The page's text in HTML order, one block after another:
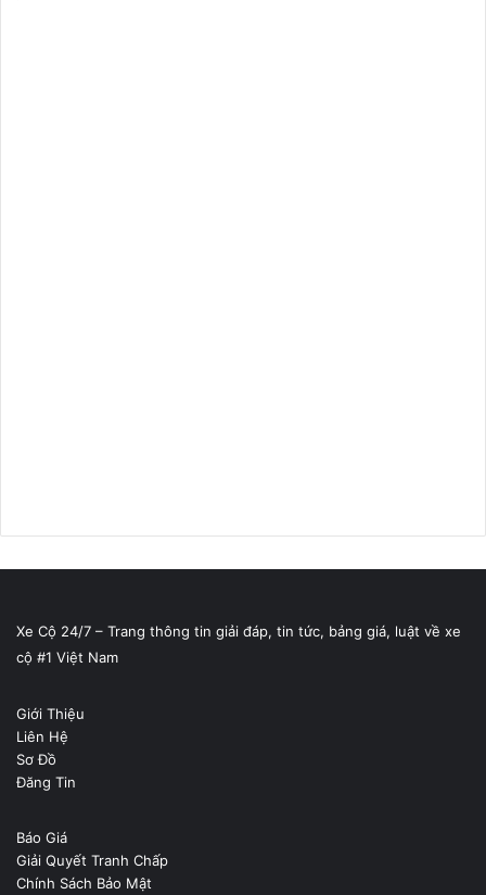
Xe Cộ 24/7 – Trang thông tin giải đáp, tin tức, bảng giá, luật về xe
cộ #1 Việt Nam
Giới Thiệu
Liên Hệ
Sơ Đồ
Đăng Tin
Báo Giá
Giải Quyết Tranh Chấp
Chính Sách Bảo Mật